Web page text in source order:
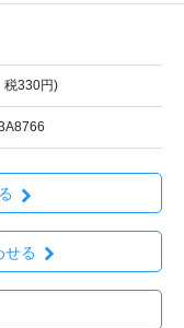
税330円)
せる